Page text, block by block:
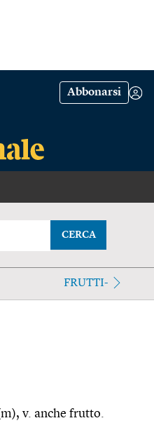
Abbonarsi
CERCA
FRUTTI-
v. anche frutto.